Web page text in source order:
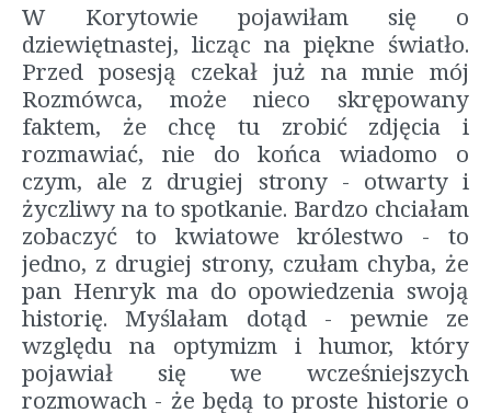
W Korytowie pojawiłam się o
dziewiętnastej, licząc na piękne światło.
Przed posesją czekał już na mnie mój
Rozmówca, może nieco skrępowany
faktem, że chcę tu zrobić zdjęcia i
rozmawiać, nie do końca wiadomo o
czym, ale z drugiej strony - otwarty i
życzliwy na to spotkanie. Bardzo chciałam
zobaczyć to kwiatowe królestwo - to
jedno, z drugiej strony, czułam chyba, że
pan Henryk ma do opowiedzenia swoją
historię. Myślałam dotąd - pewnie ze
względu na optymizm i humor, który
pojawiał się we wcześniejszych
rozmowach - że będą to proste historie o